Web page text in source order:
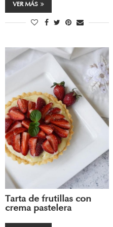
VER MÁS
Tarta de frutillas con
crema pastelera